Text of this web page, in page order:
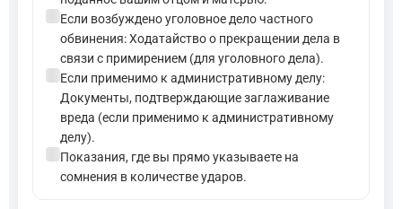
Если возбуждено уголовное дело частного
обвинения: Ходатайство о прекращении дела в
связи с примирением (для уголовного дела).
Если применимо к административному делу:
Документы, подтверждающие заглаживание
вреда (если применимо к административному
делу).
Показания, где вы прямо указываете на
сомнения в количестве ударов.